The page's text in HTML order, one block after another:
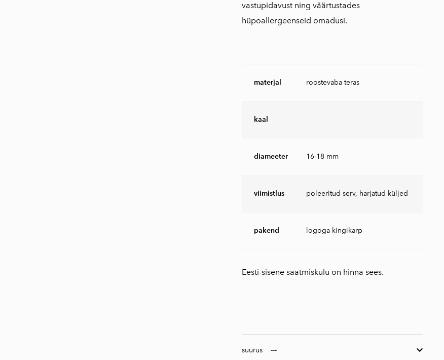
vastupidavust ning väärtustades
hüpoallergeenseid omadusi.
materjal roostevaba teras
kaal
diameeter 16-18 mm
viimistlus poleeritud serv, harjatud küljed
pakend logoga kingikarp
Eesti-sisene saatmiskulu on hinna sees.
suurus